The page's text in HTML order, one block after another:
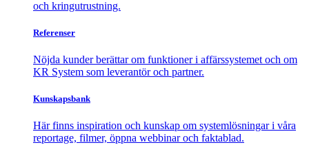
och kringutrustning.
Referenser
Nöjda kunder berättar om funktioner i affärssystemet och om
KR System som leverantör och partner.
Kunskapsbank
Här finns inspiration och kunskap om systemlösningar i våra
reportage, filmer, öppna webbinar och faktablad.